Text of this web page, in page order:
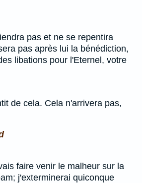
pas et ne se repentira
pas après lui la bénédiction,
libations pour l'Eternel, votre
de cela. Cela n'arrivera pas,
faire venir le malheur sur la
j'exterminerai quiconque